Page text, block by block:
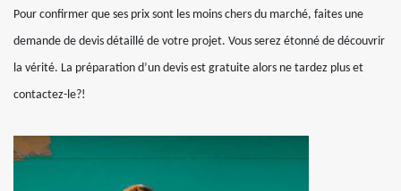
Pour confirmer que ses prix sont les moins chers du marché, faites une
demande de devis détaillé de votre projet. Vous serez étonné de découvrir
la vérité. La préparation d’un devis est gratuite alors ne tardez plus et
contactez-le?!